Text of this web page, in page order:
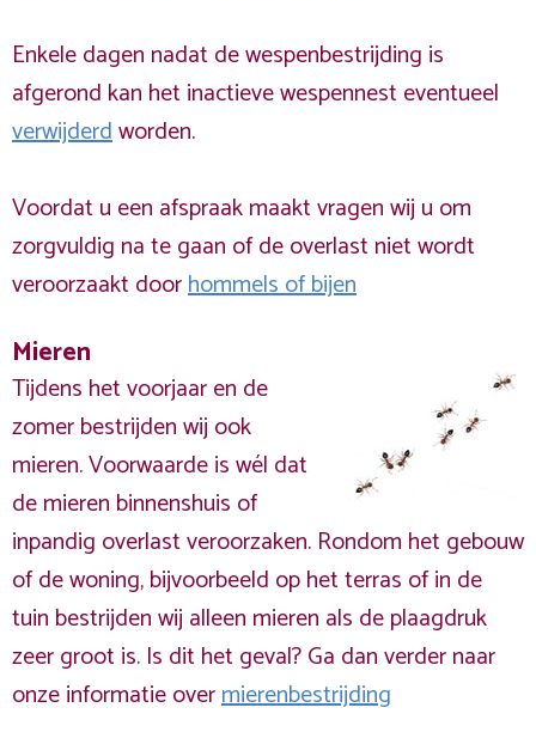
Enkele dagen nadat de wespenbestrijding is
afgerond kan het inactieve wespennest eventueel
verwijderdworden.
Voordat u een afspraak maakt vragen wij u om
zorgvuldig na te gaan of de overlast niet wordt
veroorzaakt doorhommels of bijen
Mieren
Tijdens het voorjaar en de
zomer bestrijden wij ook
mieren. Voorwaarde is wél dat
de mieren binnenshuis of
inpandig overlast veroorzaken. Rondom het gebouw
of de woning, bijvoorbeeld op het terras of in de
tuin bestrijden wij alleen mieren als de plaagdruk
zeer groot is. Is dit het geval? Ga dan verder naar
onze informatie overmierenbestrijding